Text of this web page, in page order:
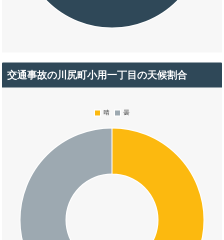
交通事故の川尻町小用一丁目の天候割合